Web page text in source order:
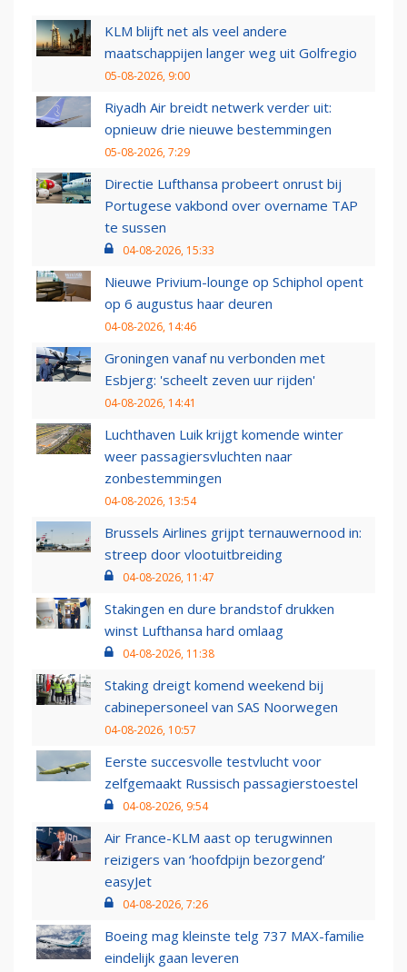
KLM blijft net als veel andere
maatschappijen langer weg uit Golfregio
05-08-2026, 9:00
Riyadh Air breidt netwerk verder uit:
opnieuw drie nieuwe bestemmingen
05-08-2026, 7:29
Directie Lufthansa probeert onrust bij
Portugese vakbond over overname TAP
te sussen
04-08-2026, 15:33
Nieuwe Privium-lounge op Schiphol opent
op 6 augustus haar deuren
04-08-2026, 14:46
Groningen vanaf nu verbonden met
Esbjerg: 'scheelt zeven uur rijden'
04-08-2026, 14:41
Luchthaven Luik krijgt komende winter
weer passagiersvluchten naar
zonbestemmingen
04-08-2026, 13:54
Brussels Airlines grijpt ternauwernood in:
streep door vlootuitbreiding
04-08-2026, 11:47
Stakingen en dure brandstof drukken
winst Lufthansa hard omlaag
04-08-2026, 11:38
Staking dreigt komend weekend bij
cabinepersoneel van SAS Noorwegen
04-08-2026, 10:57
Eerste succesvolle testvlucht voor
zelfgemaakt Russisch passagierstoestel
04-08-2026, 9:54
Air France-KLM aast op terugwinnen
reizigers van ‘hoofdpijn bezorgend’
easyJet
04-08-2026, 7:26
Boeing mag kleinste telg 737 MAX-familie
eindelijk gaan leveren